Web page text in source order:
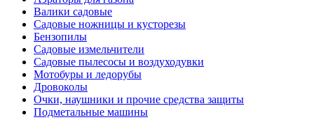
Валики садовые
Садовые ножницы и кусторезы
Бензопилы
Садовые измельчители
Садовые пылесосы и воздуходувки
Мотобуры и ледорубы
Дровоколы
Очки, наушники и прочие средства защиты
Подметальные машины